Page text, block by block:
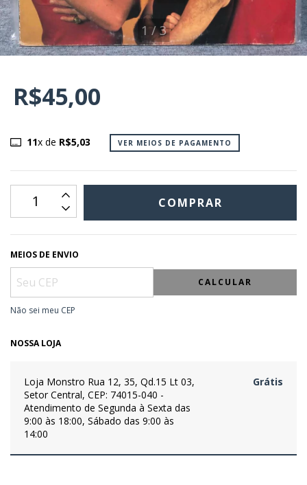
1 /3
R$45,00
11x de R$5,03 VER MEIOS DE PAGAMENTO
MEIOS DE ENVIO
CALCULAR
Não sei meu CEP
NOSSA LOJA
Loja Monstro Rua 12, 35, Qd.15 Lt 03,
Setor Central, CEP: 74015-040 -
Atendimento de Segunda à Sexta das
9:00 às 18:00, Sábado das 9:00 às
14:00
Grátis